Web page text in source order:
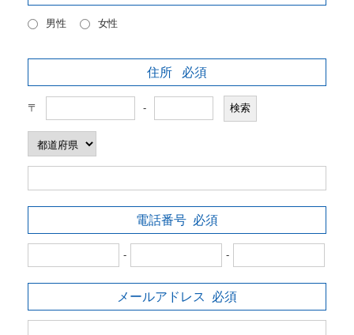
男性 女性
住所 必須
〒 -
電話番号 必須
- -
メールアドレス 必須